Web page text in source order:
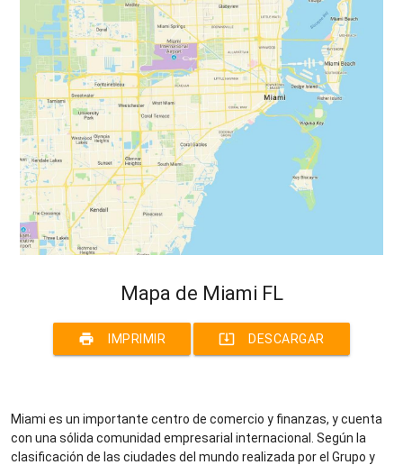
Mapa de Miami FL
print IMPRIMIR system_update_alt DESCARGAR
Miami es un importante centro de comercio y finanzas, y cuenta
con una sólida comunidad empresarial internacional. Según la
clasificación de las ciudades del mundo realizada por el Grupo y